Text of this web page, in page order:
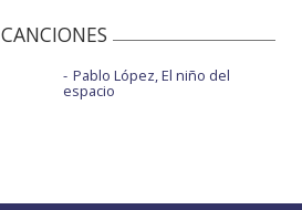
CANCIONES
Pablo López, El niño del
espacio